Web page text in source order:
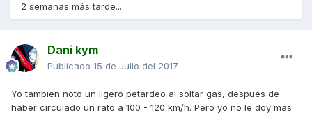
2 semanas más tarde...
Dani kym
Publicado 15 de Julio del 2017
Yo tambien noto un ligero petardeo al soltar gas, después de
haber circulado un rato a 100 - 120 km/h. Pero yo no le doy mas